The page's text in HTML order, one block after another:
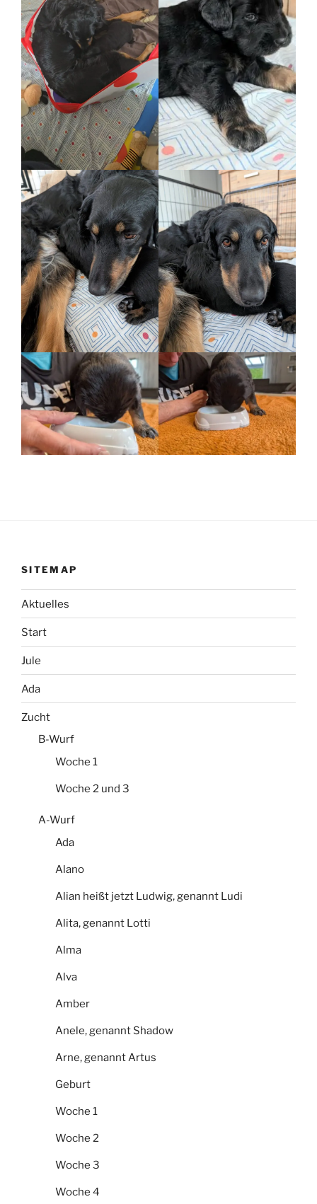
SITEMAP
Aktuelles
Start
Jule
Ada
Zucht
B-Wurf
Woche 1
Woche 2 und 3
A-Wurf
Ada
Alano
Alian heißt jetzt Ludwig, genannt Ludi
Alita, genannt Lotti
Alma
Alva
Amber
Anele, genannt Shadow
Arne, genannt Artus
Geburt
Woche 1
Woche 2
Woche 3
Woche 4